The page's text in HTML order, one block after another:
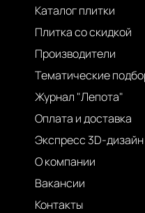
Каталог плитки
Плитка со скидкой
Производители
Тематические
Журнал "Лепота"
Оплата и доставка
Экспресс 3D-дизайн
О компании
Вакансии
Контакты